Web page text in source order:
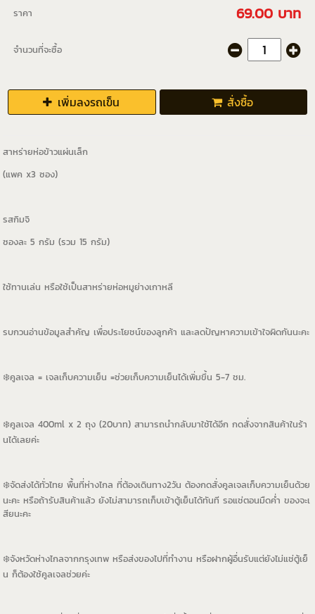
ราคา 69.00 บาท
จำนวนที่จะซื้อ
เพิ่มลงรถเข็น สั่งซื้อ
สาหร่ายห่อข้าวแผ่นเล็ก
(แพค x3 ซอง)
รสกิมจิ
ซองละ 5 กรัม (รวม 15 กรัม)
ใช้ทานเล่น หรือใช้เป็นสาหร่ายห่อหมูย่างเกาหลี
รบกวนอ่านข้อมูลสำคัญ เพื่อประโยชน์ของลูกค้า และลดปัญหาความเข้าใจผิดกันนะคะ
❄️คูลเจล = เจลเก็บความเย็น =ช่วยเก็บความเย็นได้เพิ่มขึ้น 5-7 ชม.
❄️คูลเจล 400ml x 2 ถุง (20บาท) สามารถนำกลับมาใช้ได้อีก กดสั่งจากสินค้าในร้า
นได้เลยค่ะ
❄️จัดส่งได้ทั่วไทย พื้นที่ห่างไกล ที่ต้องเดินทาง2วัน ต้องกดสั่งคูลเจลเก็บความเย็นด้วย
นะคะ หรือถ้ารับสินค้าแล้ว ยังไม่สามารถเก็บเข้าตู้เย็นได้ทันที รอแช่ตอนมืดค่ำ ของจะเ
สียนะคะ
❄️จังหวัดห่างไกลจากกรุงเทพ หรือส่งของไปที่ทำงาน หรือฝากผู้อื่นรับแต่ยังไม่แช่ตู้เย็
น ก็ต้องใช้คูลเจลช่วยค่ะ